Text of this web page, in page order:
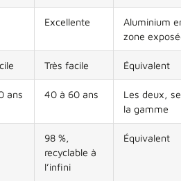
Excellente
Aluminium
zone
Très facile Équivalent
ans 40 à 60 ans
Les deux,
la gamme
98 %,
recyclable à
l’infini
Équivalent